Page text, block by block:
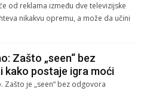
od reklama između dve televizijske
nikakvu opremu, a može da učini
Zašto „seen“ bez
kako postaje igra moći
Zašto je „seen“ bez odgovora